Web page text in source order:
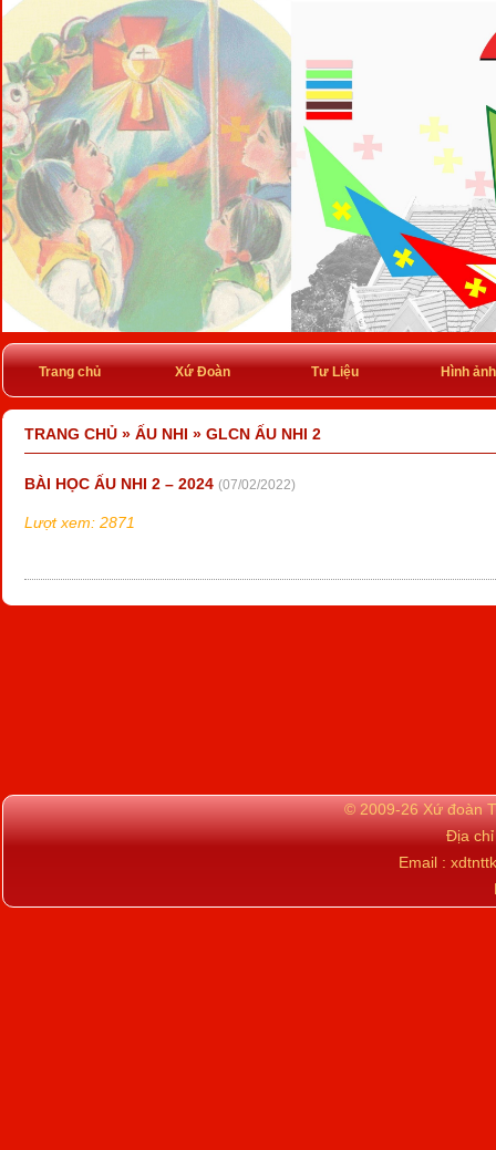
Trang chủ Xứ Đoàn Tư Liệu Hình ảnh
TRANG CHỦ » ẤU NHI » GLCN ẤU NHI 2
BÀI HỌC ẤU NHI 2 – 2024 (07/02/2022)
Lượt xem: 2871
© 2009-26 Xứ đoàn
Địa
Email :